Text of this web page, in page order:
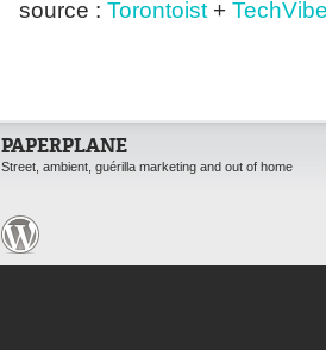
source : Torontoist+
PAPERPLANE
Street, ambient, guérilla marketing and out of home